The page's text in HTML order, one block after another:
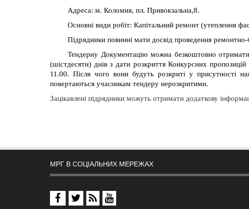
Адреса: м. Коломия, пл. Привокзальна,8.
Основні види робіт: Капітальний ремонт (утеплення
Підрядники повинні мати досвід проведення ремонтно-
Тендерну Документацію можна безкоштовно
(шістдесяти) днів з дати розкриття Конкурсних
11.00. Після чого вони будуть розкриті у присутності
повертаються учасникам тендеру нерозкритими.
Зацікавлені підрядники можуть отримати додаткову
МРГ В СОЦІАЛЬНИХ МЕРЕЖАХ